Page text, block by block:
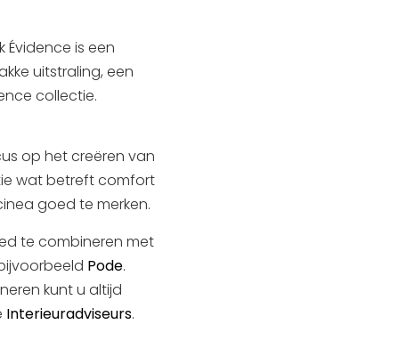
Évidence is een
uitstraling, een
collectie.
op het creëren van
wat betreft comfort
goed te merken.
te combineren met
Pode.
kunt u altijd
Interieuradviseurs.